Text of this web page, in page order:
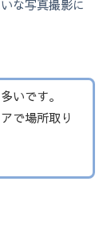
な写真撮影に
いです。
で場所取り